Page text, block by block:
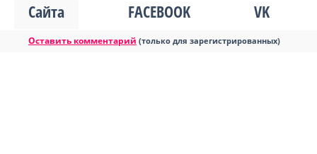
Сайта
FACEBOOK VK
Оставить комментарий (только для зарегистрированных)